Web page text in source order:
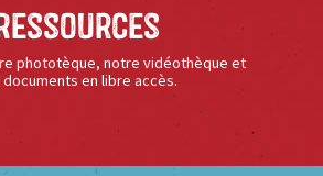
phototèque, notre vidéothèque et
en libre accès.